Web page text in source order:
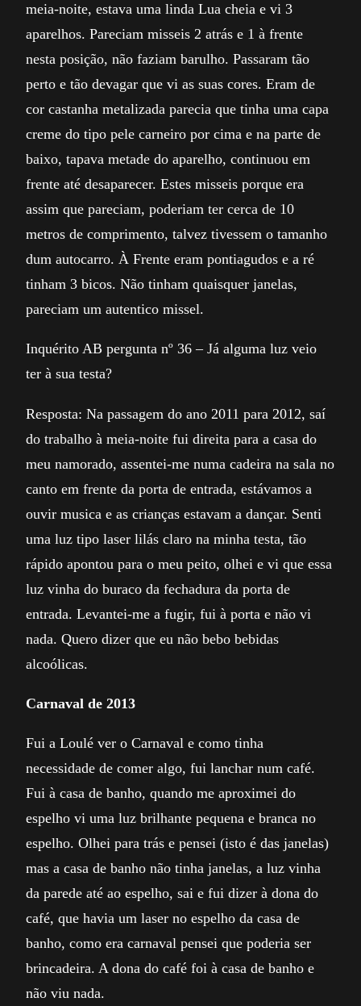
meia-noite, estava uma linda Lua cheia e vi 3
aparelhos. Pareciam misseis 2 atrás e 1 à frente
nesta posição, não faziam barulho. Passaram tão
perto e tão devagar que vi as suas cores. Eram de
cor castanha metalizada parecia que tinha uma capa
creme do tipo pele carneiro por cima e na parte de
baixo, tapava metade do aparelho, continuou em
frente até desaparecer. Estes misseis porque era
assim que pareciam, poderiam ter cerca de 10
metros de comprimento, talvez tivessem o tamanho
dum autocarro. À Frente eram pontiagudos e a ré
tinham 3 bicos. Não tinham quaisquer janelas,
pareciam um autentico missel.
Inquérito AB pergunta nº 36 – Já alguma luz veio
ter à sua testa?
Resposta: Na passagem do ano 2011 para 2012, saí
do trabalho à meia-noite fui direita para a casa do
meu namorado, assentei-me numa cadeira na sala no
canto em frente da porta de entrada, estávamos a
ouvir musica e as crianças estavam a dançar. Senti
uma luz tipo laser lilás claro na minha testa, tão
rápido apontou para o meu peito, olhei e vi que essa
luz vinha do buraco da fechadura da porta de
entrada. Levantei-me a fugir, fui à porta e não vi
nada. Quero dizer que eu não bebo bebidas
alcoólicas.
Carnaval de 2013
Fui a Loulé ver o Carnaval e como tinha
necessidade de comer algo, fui lanchar num café.
Fui à casa de banho, quando me aproximei do
espelho vi uma luz brilhante pequena e branca no
espelho. Olhei para trás e pensei (isto é das janelas)
mas a casa de banho não tinha janelas, a luz vinha
da parede até ao espelho, sai e fui dizer à dona do
café, que havia um laser no espelho da casa de
banho, como era carnaval pensei que poderia ser
brincadeira. A dona do café foi à casa de banho e
não viu nada.